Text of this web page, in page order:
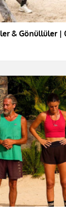
& Gönüllüler |